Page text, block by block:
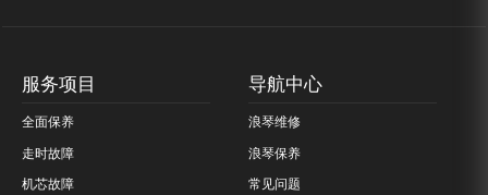
服务项目
全面保养
走时故障
机芯故障
导航中心
浪琴维修
浪琴保养
常见问题